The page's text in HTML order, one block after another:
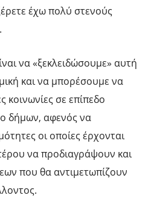
έχω πολύ στενούς
να «ξεκλειδώσουμε» αυτή
και να μπορέσουμε να
κοινωνίες σε επίπεδο
δήμων, αφενός να
οι οποίες έρχονται
να προδιαγράψουν και
που θα αντιμετωπίζουν